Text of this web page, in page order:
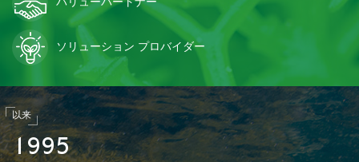
バリューパートナー
ソリューション プロバイダー
以来
1 995